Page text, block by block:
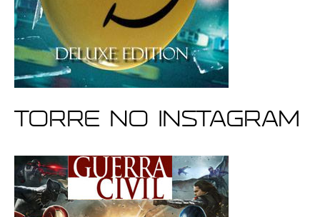
Torre no Instagram